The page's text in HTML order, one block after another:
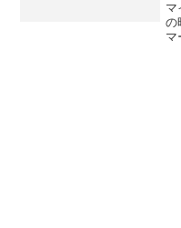
マ
の
マ